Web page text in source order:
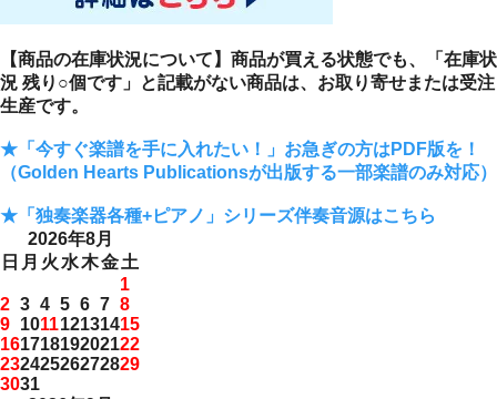
【商品の在庫状況について】商品が買える状態でも、「在庫状
況 残り○個です」と記載がない商品は、お取り寄せまたは受注
生産です。
★「今すぐ楽譜を手に入れたい！」お急ぎの方はPDF版を！
（Golden Hearts Publicationsが出版する一部楽譜のみ対応）
★「独奏楽器各種+ピアノ」シリーズ伴奏音源はこちら
2026年8月
日 月 火 水木金土
1
2 3 4 5 6 7 8
9 101112131415
16171819202122
23242526272829
3031